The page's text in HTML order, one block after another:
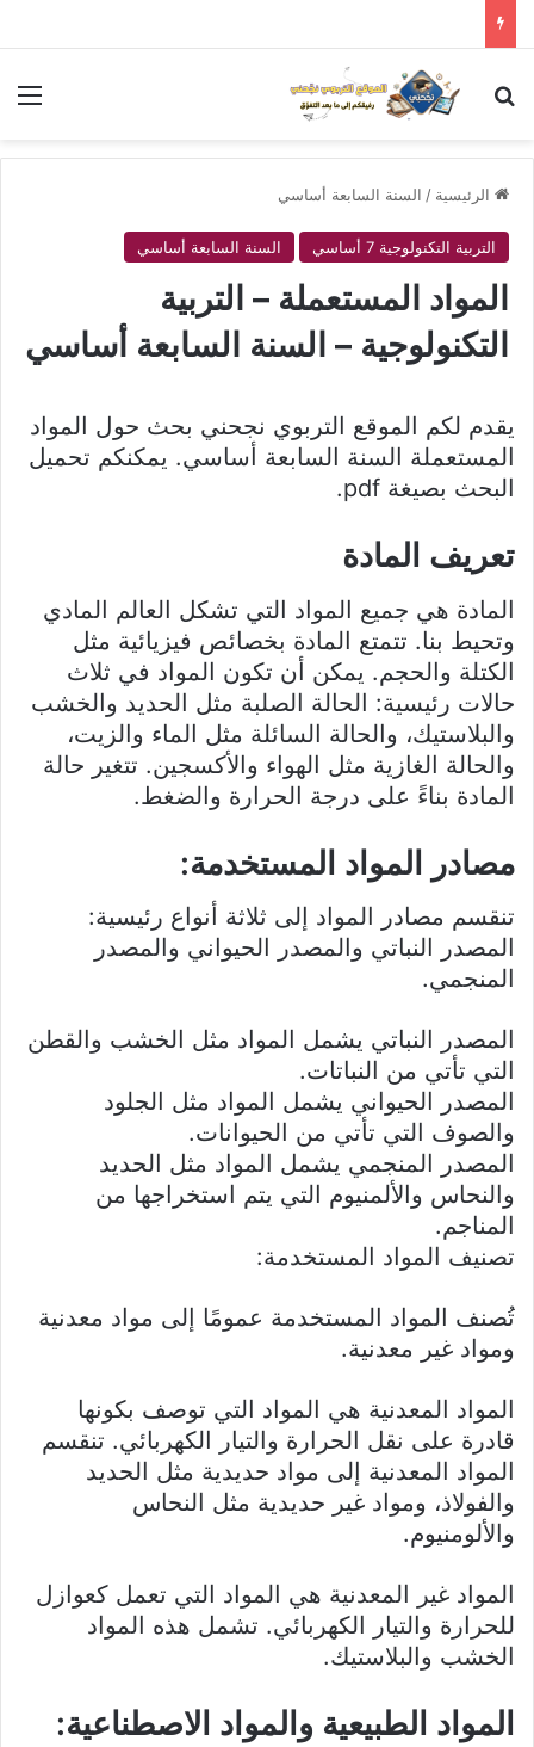
بحث عن
الرئيسية / السنة السابعة أساسي
التربية التكنولوجية 7 أساسي السنة السابعة أساسي
المواد المستعملة – التربية
التكنولوجية – السنة السابعة أساسي
يقدم لكم الموقع التربوي نجحني بحث حول المواد
المستعملة السنة السابعة أساسي. يمكنكم تحميل
البحث بصيغة pdf.
تعريف المادة
المادة هي جميع المواد التي تشكل العالم المادي
وتحيط بنا. تتمتع المادة بخصائص فيزيائية مثل
الكتلة والحجم. يمكن أن تكون المواد في ثلاث
حالات رئيسية: الحالة الصلبة مثل الحديد والخشب
والبلاستيك، والحالة السائلة مثل الماء والزيت،
والحالة الغازية مثل الهواء والأكسجين. تتغير حالة
المادة بناءً على درجة الحرارة والضغط.
مصادر المواد المستخدمة:
تنقسم مصادر المواد إلى ثلاثة أنواع رئيسية:
المصدر النباتي والمصدر الحيواني والمصدر
المنجمي.
المصدر النباتي يشمل المواد مثل الخشب والقطن
التي تأتي من النباتات.
المصدر الحيواني يشمل المواد مثل الجلود
والصوف التي تأتي من الحيوانات.
المصدر المنجمي يشمل المواد مثل الحديد
والنحاس والألمنيوم التي يتم استخراجها من
المناجم.
تصنيف المواد المستخدمة:
تُصنف المواد المستخدمة عمومًا إلى مواد معدنية
ومواد غير معدنية.
المواد المعدنية هي المواد التي توصف بكونها
قادرة على نقل الحرارة والتيار الكهربائي. تنقسم
المواد المعدنية إلى مواد حديدية مثل الحديد
والفولاذ، ومواد غير حديدية مثل النحاس
والألومنيوم.
المواد غير المعدنية هي المواد التي تعمل كعوازل
للحرارة والتيار الكهربائي. تشمل هذه المواد
الخشب والبلاستيك.
المواد الطبيعية والمواد الاصطناعية: